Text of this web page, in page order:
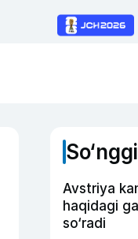
Avstriya
haqidagi
so‘radi